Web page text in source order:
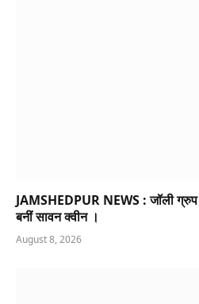
JAMSHEDPUR NEWS : जॉली ग्रुप
बनीं सावन क्वीन ।
August 8, 2026